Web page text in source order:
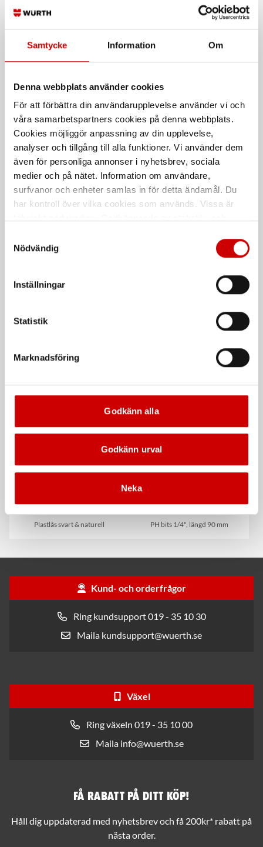
Samtycke Information Om
Denna webbplats använder cookies
För att förbättra din användarupplevelse använder vi och
våra samarbetspartners cookies på denna webbplats.
Cookies möjliggör anpassning av din upplevelse,
analyser och tillgång till alla funktioner. Vi använder dem
även för personliga annonser i nyhetsbrev, sociala
medier och på nätet. Information om användare,
surfvanor och enheter samlas in för detta ändamål. Du
har kontroll över vilka cookies som används. Vissa är
länder utanför EU med olika dataskyddsnormer. Genom
att godkänna samtycker du till sådana överföringar. Läs
Nödvändig
Inställningar
Statistik
Marknadsföring
Godkänn alla
Godkänn urval
Neka
SPÅR bits 1/4", längd 25 mm PH bits 1/4", längd 50/73 mm
Bits TX utan hål 70 mm
1/4" bits, längd 70 mm
Bits PZ 50/73 mm
PZ bits 1/4", längd 50/73 mm
De som köpte, köpte även
Krympslang i box
Bitshållare 1/4", längd
Buntband standard
Plastlås svart & naturell
Bits PH 90 mm
PH bits 1/4", längd 90 mm
Kund- och orderfrågor
Ring kundsupport 019 - 35 10 30
Maila kundsupport@wuerth.se
Växel
Ring växeln 019 - 35 10 00
Maila info@wuerth.se
Få rabatt på ditt köp!
Håll dig uppdaterad med nyhetsbrev och få 200kr* rabatt på
nästa order.